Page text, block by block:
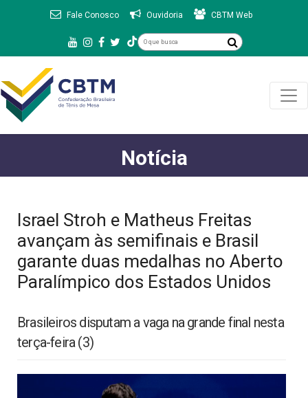
Fale Conosco Ouvidoria CBTM Web
Notícia
Israel Stroh e Matheus Freitas
avançam às semifinais e Brasil
garante duas medalhas no Aberto
Paralímpico dos Estados Unidos
Brasileiros disputam a vaga na grande final nesta
terça-feira (3)